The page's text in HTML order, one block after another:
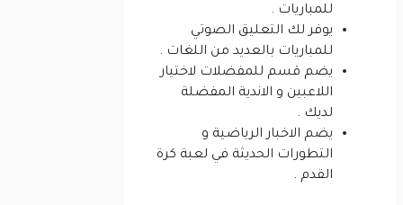
للمباريات .
يوفر لك التعليق الصوتي
للمباريات بالعديد من اللغات .
يضم قسم للمفضلات لاختيار
اللاعبين و الاندية المفضلة
لديك .
يضم الاخبار الرياضية و
التطورات الحديثة في لعبة كرة
القدم .